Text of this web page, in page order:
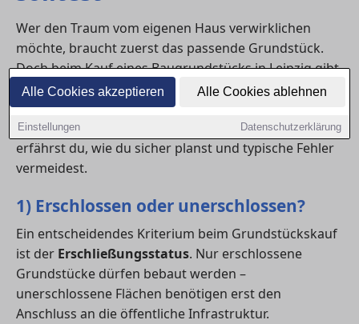
Alle Cookies akzeptieren Alle Cookies ablehnen
Einstellungen Datenschutzerklärung
Wer den Traum vom eigenen Haus verwirklichen
möchte, braucht zuerst das passende Grundstück.
Doch beim Kauf eines Baugrundstücks in Leipzig gibt
es einiges zu beachten: Ist das Grundstück bereits
erschlossen, welche Kosten kommen hinzu und
welche rechtlichen Rahmenbedingungen gelten? Hier
erfährst du, wie du sicher planst und typische Fehler
vermeidest.
1) Erschlossen oder unerschlossen?
Ein entscheidendes Kriterium beim Grundstückskauf
ist der Erschließungsstatus. Nur erschlossene
Grundstücke dürfen bebaut werden –
unerschlossene Flächen benötigen erst den
Anschluss an die öffentliche Infrastruktur.